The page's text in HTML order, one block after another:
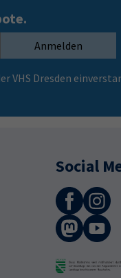
Anmelden
VHS Dresden
Social